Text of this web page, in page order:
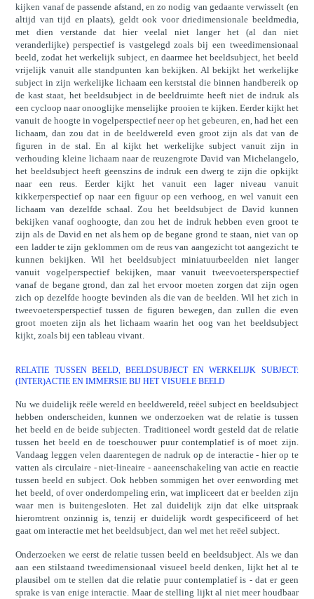
kijken vanaf de passende afstand, en zo nodig van gedaante verwisselt (en
altijd van tijd en plaats), geldt ook voor driedimensionale beeldmedia,
met dien verstande dat hier veelal niet langer het (al dan niet
veranderlijke) perspectief is vastgelegd zoals bij een tweedimensionaal
beeld, zodat het werkelijk subject, en daarmee het beeldsubject, het beeld
vrijelijk vanuit alle standpunten kan bekijken. Al bekijkt het werkelijke
subject in zijn werkelijke lichaam een kerststal die binnen handbereik op
de kast staat, het beeldsubject in de beeldruimte heeft niet de indruk als
een cycloop naar onooglijke menselijke prooien te kijken. Eerder kijkt het
vanuit de hoogte in vogelperspectief neer op het gebeuren, en, had het een
lichaam, dan zou dat in de beeldwereld even groot zijn als dat van de
figuren in de stal. En al kijkt het werkelijke subject vanuit zijn in
verhouding kleine lichaam naar de reuzengrote David van Michelangelo,
het beeldsubject heeft geenszins de indruk een dwerg te zijn die opkijkt
naar een reus. Eerder kijkt het vanuit een lager niveau vanuit
kikkerperspectief op naar een figuur op een verhoog, en wel vanuit een
lichaam van dezelfde schaal. Zou het beeldsubject de David kunnen
bekijken vanaf ooghoogte, dan zou het de indruk hebben even groot te
zijn als de David en net als hem op de begane grond te staan, niet van op
een ladder te zijn geklommen om de reus van aangezicht tot aangezicht te
kunnen bekijken. Wil het beeldsubject miniatuurbeelden niet langer
vanuit vogelperspectief bekijken, maar vanuit tweevoetersperspectief
vanaf de begane grond, dan zal het ervoor moeten zorgen dat zijn ogen
zich op dezelfde hoogte bevinden als die van de beelden. Wil het zich in
tweevoetersperspectief tussen de figuren bewegen, dan zullen die even
groot moeten zijn als het lichaam waarin het oog van het beeldsubject
kijkt, zoals bij een tableau vivant.
RELATIE TUSSEN BEELD, BEELDSUBJECT EN WERKELIJK SUBJECT:
(INTER)ACTIE EN IMMERSIE BIJ HET VISUELE BEELD
Nu we duidelijk reële wereld en beeldwereld, reëel subject en beeldsubject
hebben onderscheiden, kunnen we onderzoeken wat de relatie is tussen
het beeld en de beide subjecten. Traditioneel wordt gesteld dat de relatie
tussen het beeld en de toeschouwer puur contemplatief is of moet zijn.
Vandaag leggen velen daarentegen de nadruk op de interactie - hier op te
vatten als circulaire - niet-lineaire - aaneenschakeling van actie en reactie
tussen beeld en subject. Ook hebben sommigen het over eenwording met
het beeld, of over onderdompeling erin, wat impliceert dat er beelden zijn
waar men is buitengesloten. Het zal duidelijk zijn dat elke uitspraak
hieromtrent onzinnig is, tenzij er duidelijk wordt gespecificeerd of het
gaat om interactie met het beeldsubject, dan wel met het reëel subject.
Onderzoeken we eerst de relatie tussen beeld en beeldsubject. Als we dan
aan een stilstaand tweedimensionaal visueel beeld denken, lijkt het al te
plausibel om te stellen dat die relatie puur contemplatief is - dat er geen
sprake is van enige interactie. Maar de stelling lijkt al niet meer houdbaar